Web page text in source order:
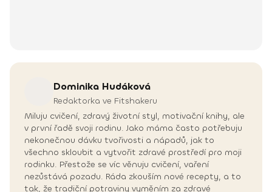
Dominika Hudáková
Redaktorka ve Fitshakeru
Miluju cvičení, zdravý životní styl, motivační knihy, ale
v první řadě svoji rodinu. Jako máma často potřebuju
nekonečnou dávku tvořivosti a nápadů, jak to
všechno skloubit a vytvořit zdravé prostředí pro moji
rodinku. Přestože se víc věnuju cvičení, vaření
nezůstává pozadu. Ráda zkouším nové recepty, a to
tak, že tradiční potraviny vyměním za zdravé